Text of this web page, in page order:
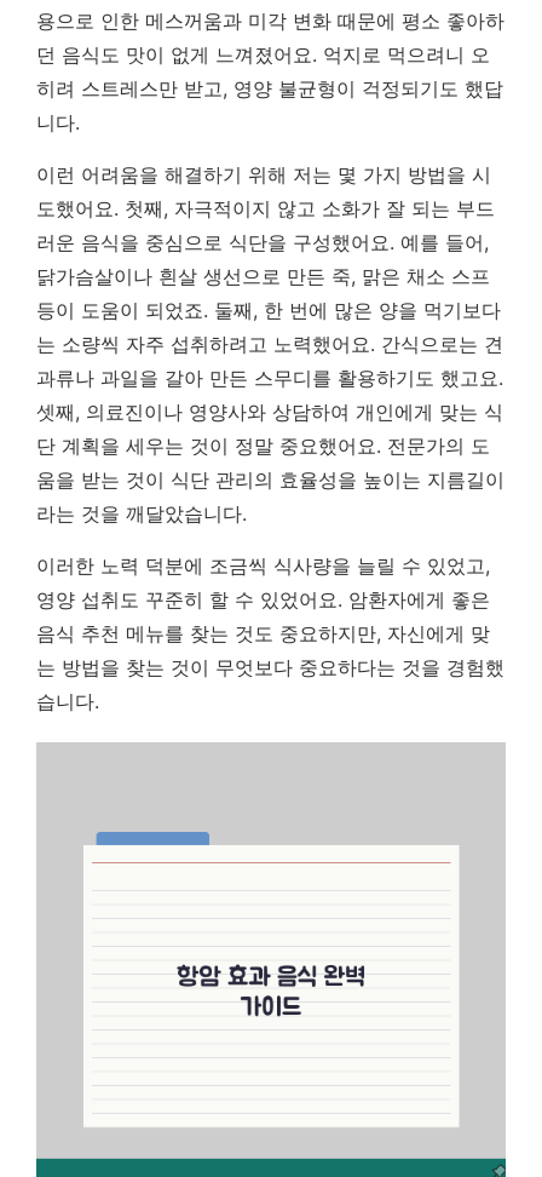
용으로 인한 메스꺼움과 미각 변화 때문에 평소 좋아하
던 음식도 맛이 없게 느껴졌어요. 억지로 먹으려니 오
히려 스트레스만 받고, 영양 불균형이 걱정되기도 했답
니다.
이런 어려움을 해결하기 위해 저는 몇 가지 방법을 시
도했어요. 첫째, 자극적이지 않고 소화가 잘 되는 부드
러운 음식을 중심으로 식단을 구성했어요. 예를 들어,
닭가슴살이나 흰살 생선으로 만든 죽, 맑은 채소 스프
등이 도움이 되었죠. 둘째, 한 번에 많은 양을 먹기보다
는 소량씩 자주 섭취하려고 노력했어요. 간식으로는 견
과류나 과일을 갈아 만든 스무디를 활용하기도 했고요.
셋째, 의료진이나 영양사와 상담하여 개인에게 맞는 식
단 계획을 세우는 것이 정말 중요했어요. 전문가의 도
움을 받는 것이 식단 관리의 효율성을 높이는 지름길이
라는 것을 깨달았습니다.
이러한 노력 덕분에 조금씩 식사량을 늘릴 수 있었고,
영양 섭취도 꾸준히 할 수 있었어요. 암환자에게 좋은
음식 추천 메뉴를 찾는 것도 중요하지만, 자신에게 맞
는 방법을 찾는 것이 무엇보다 중요하다는 것을 경험했
습니다.